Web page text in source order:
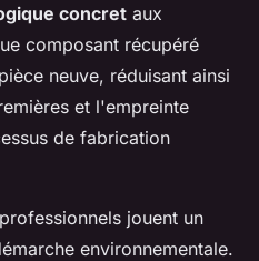
concret aux
composant récupéré
neuve, réduisant ainsi
et l'empreinte
de fabrication
jouent un
environnementale.